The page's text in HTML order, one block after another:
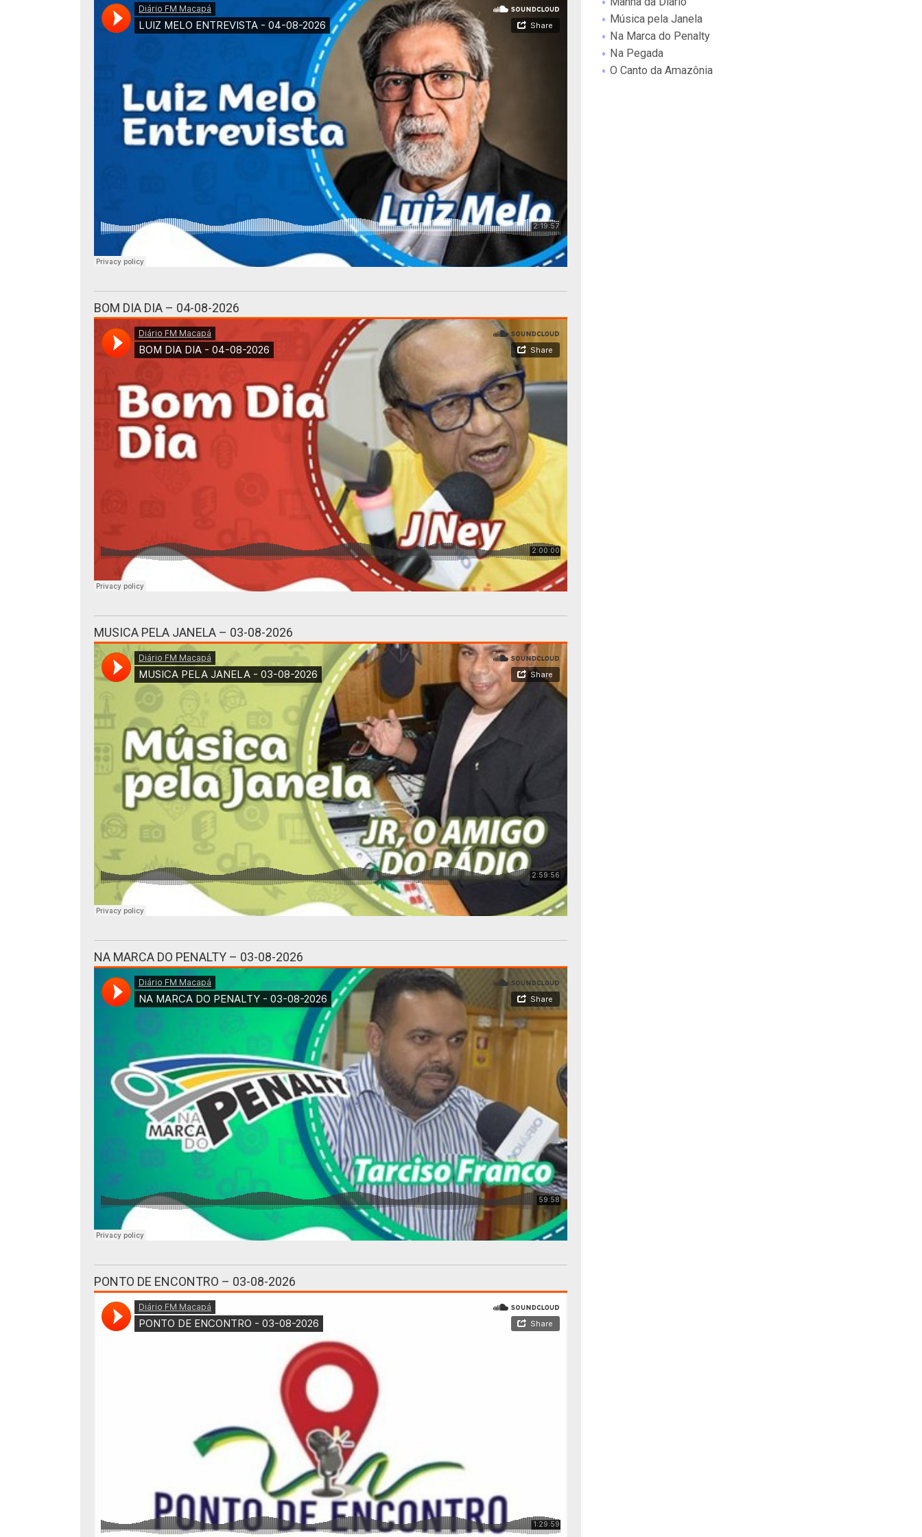
BOM DIA DIA – 04-08-2026
MUSICA PELA JANELA – 03-08-2026
NA MARCA DO PENALTY – 03-08-2026
PONTO DE ENCONTRO – 03-08-2026
Música pela Janela
Na Marca do Penalty
Na Pegada
O Canto da Amazônia